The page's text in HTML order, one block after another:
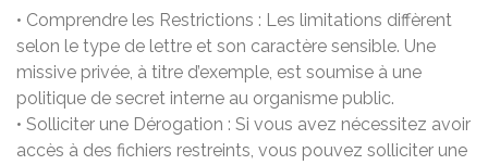
• Comprendre les Restrictions : Les limitations diffèrent
selon le type de lettre et son caractère sensible. Une
missive privée, à titre d’exemple, est soumise à une
politique de secret interne au organisme public.
• Solliciter une Dérogation : Si vous avez nécessitez avoir
accès à des fichiers restreints, vous pouvez solliciter une